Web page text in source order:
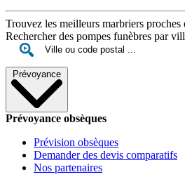
Trouvez les meilleurs marbriers proches
Rechercher des pompes funèbres par
Prévoyance
Prévoyance obsèques
Prévision obsèques
Demander des devis comparatifs
Nos partenaires